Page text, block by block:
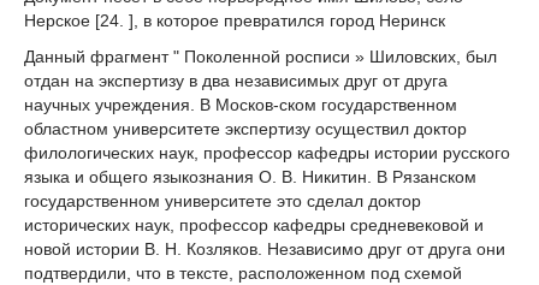
Нерское [24. ], в которое превратился город Неринск
Данный фрагмент " Поколенной росписи » Шиловских, был
отдан на экспертизу в два независимых друг от друга
научных учреждения. В Москов-ском государственном
областном университете экспертизу осуществил доктор
филологических наук, профессор кафедры истории русского
языка и общего языкознания О. В. Никитин. В Рязанском
государственном университете это сделал доктор
исторических наук, профессор кафедры средневековой и
новой истории В. Н. Козляков. Независимо друг от друга они
подтвердили, что в тексте, расположенном под схемой